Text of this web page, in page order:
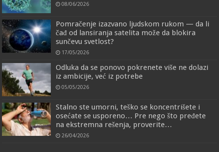
08/06/2026
Pomračenje izazvano ljudskom rukom — da li
čađ od lansiranja satelita može da blokira
sunčevu svetlost?
17/05/2026
Odluka da se ponovo pokrenete više ne dolazi
iz ambicije, već iz potrebe
05/05/2026
Stalno ste umorni, teško se koncentrišete i
osećate se usporeno… Pre nego što pređete
na ekstremna rešenja, proverite…
26/04/2026